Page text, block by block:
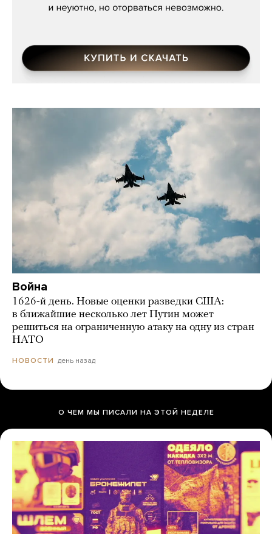
Война
1626-й день. Новые оценки разведки США:
в ближайшие несколько лет Путин может
решиться на ограниченную атаку на одну из стран
НАТО
НОВОСТИ день назад
О ЧЕМ МЫ ПИСАЛИ НА ЭТОЙ НЕДЕЛЕ